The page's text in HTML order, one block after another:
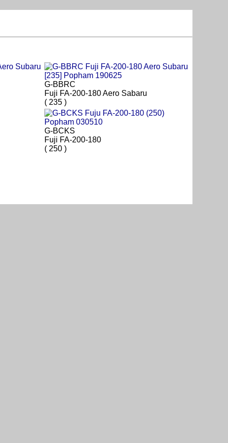
G-BBRC
Fuji FA-200-180 Aero Sabaru
( 235 )
G-BCKS
Fuji FA-200-180
( 250 )